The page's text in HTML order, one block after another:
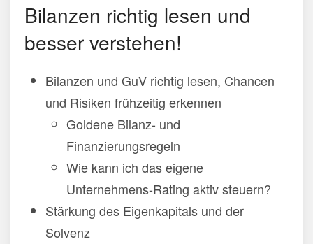
Bilanzen richtig lesen und
besser verstehen!
Bilanzen und GuV richtig lesen, Chancen
und Risiken frühzeitig erkennen
Goldene Bilanz- und
Finanzierungsregeln
Wie kann ich das eigene
Unternehmens-Rating aktiv steuern?
Stärkung des Eigenkapitals und der
Solvenz